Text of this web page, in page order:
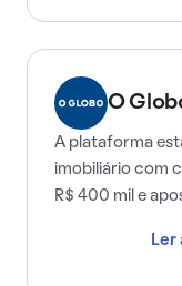
O
A plataforma
imobiliário com
R$ 400 mil e
Ler